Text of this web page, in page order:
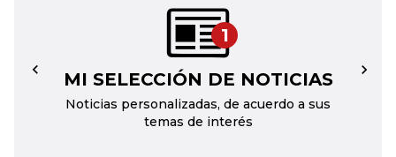
1
MI SELECCIÓN DE NOTICIAS
Noticias personalizadas, de acuerdo a sus
temas de interés
← →